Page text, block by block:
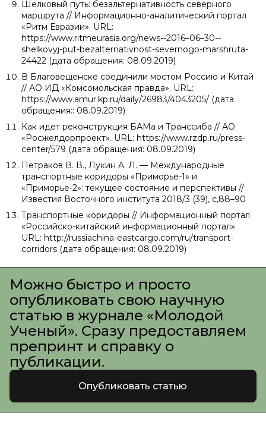
Шелковый путь: безальтернативность северного
маршрута // Информационно-аналитический портал
«Ритм Евразии». URL:
https://www.ritmeurasia.org/news--2016–06–30--
shelkovyj-put-bezalternativnost-severnogo-marshruta-
24422 (дата обращения: 08.09.2019)
В Благовещенске соединили мостом Россию и Китай
// АО ИД «Комсомольская правда». URL:
https://www.amur.kp.ru/daily/26983/4043205/ (дата
обращения:: 08.09.2019)
Как идет реконструкция БАМа и Транссиба // АО
«Росжелдорпроект». URL: https://www.rzdp.ru/press-
center/579 (дата обращения: 08.09.2019)
Петраков В. В., Лукин А. Л. — Международные
транспортные коридоры «Приморье-1» и
«Приморье-2»: текущее состояние и перспективы //
Известия Восточного института 2018/3 (39), с,88–90
Транспортные коридоры // Информационный портал
«Российско-китайский информационный портал».
URL: http://russiachina-eastcargo.com/ru/transport-
corridors (дата обращения: 08.09.2019)
Можно быстро и просто
опубликовать свою научную
статью в журнале «Молодой
Ученый». Сразу предоставляем
препринт и справку о
публикации.
Опубликовать статью